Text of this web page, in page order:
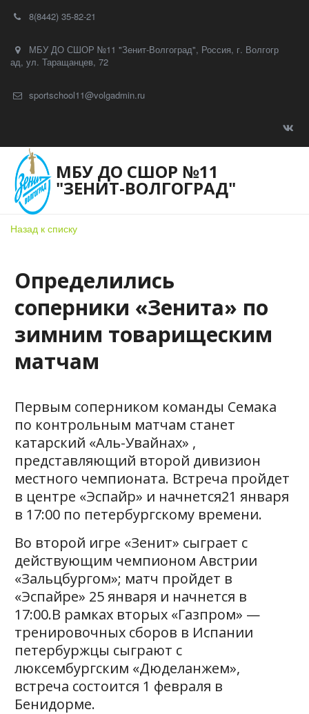
8(8442) 35-82-21
МБУ ДО СШОР №11 "Зенит-Волгоград", Россия, г. Волгогр
ад, ул. Таращанцев, 72
sportschool11@volgadmin.ru
МБУ ДО СШОР №11
"ЗЕНИТ-ВОЛГОГРАД"
Назад к списку
Определились
соперники «Зенита» по
зимним товарищеским
матчам
Первым соперником команды Семака
по контрольным матчам станет
катарский «Аль-Увайнах» ,
представляющий второй дивизион
местного чемпионата. Встреча пройдет
в центре «Эспайр» и начнется21 января
в 17:00 по петербургскому времени.
Во второй игре «Зенит» сыграет с
действующим чемпионом Австрии
«Зальцбургом»; матч пройдет в
«Эспайре» 25 января и начнется в
17:00.В рамках вторых «Газпром» —
тренировочных сборов в Испании
петербуржцы сыграют с
люксембургским «Дюделанжем»,
встреча состоится 1 февраля в
Бенидорме.